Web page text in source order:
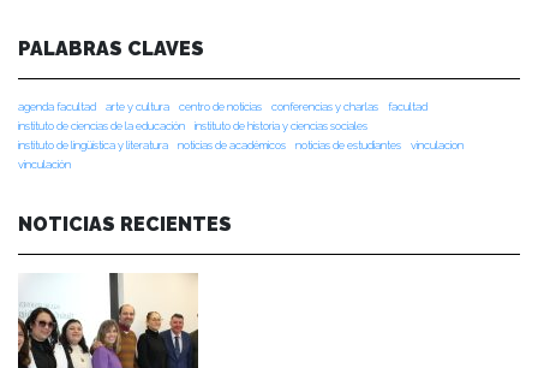
PALABRAS CLAVES
agenda facultad arte y cultura centro de noticias conferencias y charlas
facultad
instituto de ciencias de la educación
instituto de historia y ciencias sociales
instituto de lingüística y literatura
noticias de académicos noticias de estudiantes
vinculacion
vinculación
NOTICIAS RECIENTES